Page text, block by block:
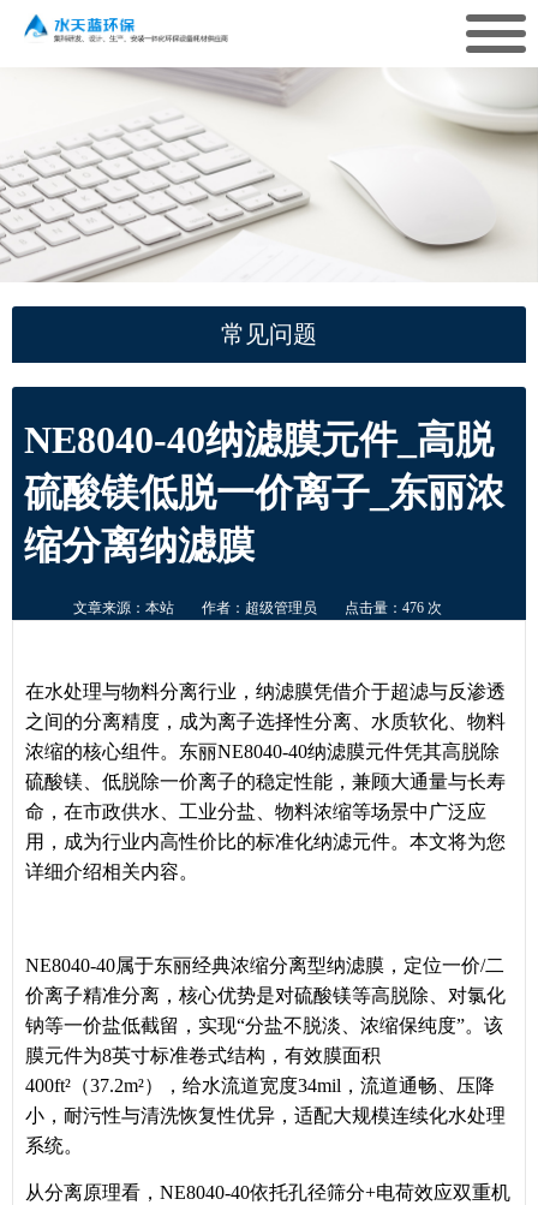
常见问题
NE8040-40纳滤膜元件_高脱
硫酸镁低脱一价离子_东丽浓
缩分离纳滤膜
文章来源：本站 作者：超级管理员 点击量：476 次
在水处理与物料分离行业，纳滤膜凭借介于超滤与反渗透
之间的分离精度，成为离子选择性分离、水质软化、物料
浓缩的核心组件。东丽NE8040-40纳滤膜元件凭其高脱除
硫酸镁、低脱除一价离子的稳定性能，兼顾大通量与长寿
命，在市政供水、工业分盐、物料浓缩等场景中广泛应
用，成为行业内高性价比的标准化纳滤元件。 本文将为您
详细介绍相关内容。
NE8040-40属于东丽经典浓缩分离型纳滤膜，定位一价/二
价离子精准分离，核心优势是对硫酸镁等高脱除、对氯化
钠等一价盐低截留，实现“分盐不脱淡、浓缩保纯度”。该
膜元件为8英寸标准卷式结构，有效膜面积
400ft²（37.2m²），给水流道宽度34mil，流道通畅、压降
小，耐污性与清洗恢复性优异，适配大规模连续化水处理
系统。
从分离原理看，NE8040-40依托孔径筛分+电荷效应双重机